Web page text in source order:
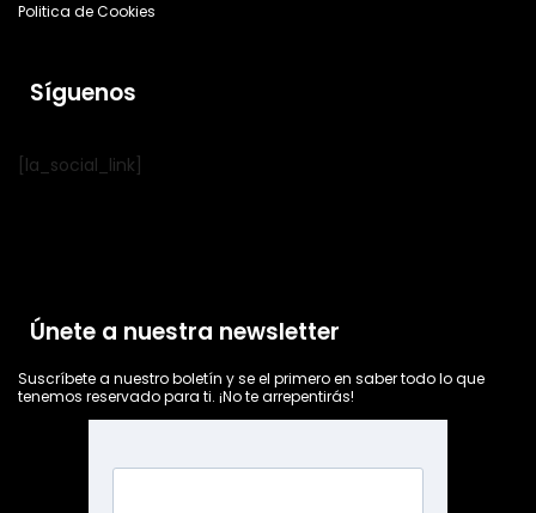
Politica de Cookies
Síguenos
[la_social_link]
Únete a nuestra newsletter
Suscríbete a nuestro boletín y se el primero en saber todo lo que
tenemos reservado para ti. ¡No te arrepentirás!